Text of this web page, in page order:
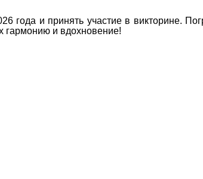
года и принять участие в викторине.
гармонию и вдохновение!